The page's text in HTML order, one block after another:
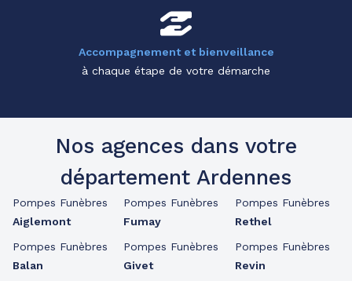
Accompagnement et bienveillance
à chaque étape de votre démarche
Nos agences dans votre
département Ardennes
Pompes Funèbres
Aiglemont
Pompes Funèbres
Balan
Pompes Funèbres
Fumay
Pompes Funèbres
Givet
Pompes Funèbres
Rethel
Pompes Funèbres
Revin